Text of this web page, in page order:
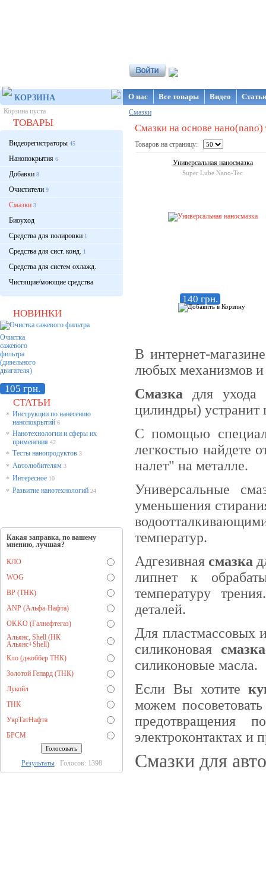
КОРЗИНА
Корзина пуста
ТОВАРЫ
Видеорегистраторы 45
Нанопокрытия 6
Добавки 8
Очистители 9
Смазки 3
Биоуход
Средства для полировки 1
Средства для сист. конд. 1
Средства для систем охлажд.
Чистящие/моющие средства
НОВИНКИ
Очистка
сажевого
фильтра
(дизельного
двигателя)
105 грн.
СТАТЬИ
* Инструкции по нанесению
нанопокрытий 6
* Нанотехнологии и сферы их
применения 42
* Тесты нанопродуктов 3
* Автолюбителям 3
* Интересное 10
* Развитие нанотехнологий 24
Какая заправка, по вашему
мнению, лучшая?
КЛО
WOG
BP (ТНК)
ANP (Альфа-Нафта)
OKKO (Галнефтегаз)
Альянс, Shell (НК
Альянс+Shell)
Кло (джоббер ТНК)
Золотой Гепард (ТНК)
Лукойл
ТНК
УкрТатНафта
БРСМ
РезультатыГолосов: 1398
О нас Все товары Видео
Смазки
Смазки на основе нано(nano)
Товаров на страницу:
Универсальная наносмазка
Super Lube Nano-Tec
140 грн.
В интернет-
любых механизмов и
Смазка для ухода
цилиндры) устранит
С помощью
легкостью найдете
налет" на металле.
Универсальные
уменьшения
температур.
Адгезивнаясмазка
липнет к
температуру
деталей.
Для пластмассовых
силиконовая
силиконовые масла.
Если Вы хотите
можем
предотвращения
электроконтактах и
Смазки для